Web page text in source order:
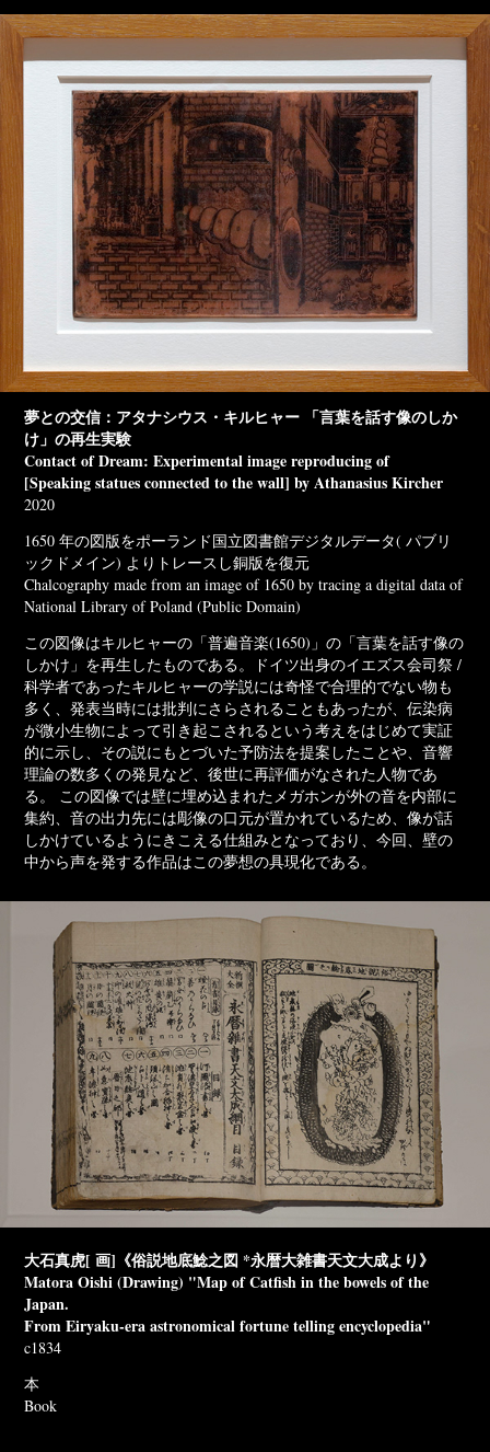
夢との交信：アタナシウス・キルヒャー 「言葉を話す像のしか
け」の再生実験
Contact of Dream: Experimental image reproducing of
[Speaking statues connected to the wall] by Athanasius Kircher
2020
1650 年の図版をポーランド国立図書館デジタルデータ( パブリ
ックドメイン) よりトレースし銅版を復元
Chalcography made from an image of 1650 by tracing a digital data of
National Library of Poland (Public Domain)
この図像はキルヒャーの「普遍音楽(1650)」の「言葉を話す像の
しかけ」を再生したものである。ドイツ出身のイエズス会司祭 /
科学者であったキルヒャーの学説には奇怪で合理的でない物も
多く、発表当時には批判にさらされることもあったが、伝染病
が微小生物によって引き起こされるという考えをはじめて実証
的に示し、その説にもとづいた予防法を提案したことや、音響
理論の数多くの発見など、後世に再評価がなされた人物であ
る。 この図像では壁に埋め込まれたメガホンが外の音を内部に
集約、音の出力先には彫像の口元が置かれているため、像が話
しかけているようにきこえる仕組みとなっており、今回、壁の
中から声を発する作品はこの夢想の具現化である。
大石真虎[ 画]《俗説地底鯰之図 *永暦大雑書天文大成より》
Matora Oishi (Drawing) "Map of Catfish in the bowels of the
Japan.
From Eiryaku-era astronomical fortune telling encyclopedia"
c1834
本
Book